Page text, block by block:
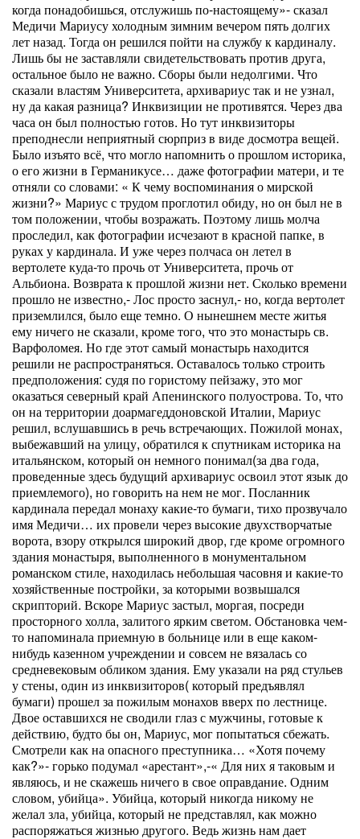
когда понадобишься, отслужишь по-настоящему»- сказал
Медичи Мариусу холодным зимним вечером пять долгих
лет назад. Тогда он решился пойти на службу к кардиналу.
Лишь бы не заставляли свидетельствовать против друга,
остальное было не важно. Сборы были недолгими. Что
сказали властям Университета, архивариус так и не узнал,
ну да какая разница? Инквизиции не противятся. Через два
часа он был полностью готов. Но тут инквизиторы
преподнесли неприятный сюрприз в виде досмотра вещей.
Было изъято всё, что могло напомнить о прошлом историка,
о его жизни в Германикусе… даже фотографии матери, и те
отняли со словами: « К чему воспоминания о мирской
жизни?» Мариус с трудом проглотил обиду, но он был не в
том положении, чтобы возражать. Поэтому лишь молча
проследил, как фотографии исчезают в красной папке, в
руках у кардинала. И уже через полчаса он летел в
вертолете куда-то прочь от Университета, прочь от
Альбиона. Возврата к прошлой жизни нет. Сколько времени
прошло не известно,- Лос просто заснул,- но, когда вертолет
приземлился, было еще темно. О нынешнем месте житья
ему ничего не сказали, кроме того, что это монастырь св.
Варфоломея. Но где этот самый монастырь находится
решили не распространяться. Оставалось только строить
предположения: судя по гористому пейзажу, это мог
оказаться северный край Апенинского полуострова. То, что
он на территории доармагеддоновской Италии, Мариус
решил, вслушавшись в речь встречающих. Пожилой монах,
выбежавший на улицу, обратился к спутникам историка на
итальянском, который он немного понимал(за два года,
проведенные здесь будущий архивариус освоил этот язык до
приемлемого), но говорить на нем не мог. Посланник
кардинала передал монаху какие-то бумаги, тихо прозвучало
имя Медичи… их провели через высокие двухстворчатые
ворота, взору открылся широкий двор, где кроме огромного
здания монастыря, выполненного в монументальном
романском стиле, находилась небольшая часовня и какие-то
хозяйственные постройки, за которыми возвышался
скрипторий. Вскоре Мариус застыл, моргая, посреди
просторного холла, залитого ярким светом. Обстановка чем-
то напоминала приемную в больнице или в еще каком-
нибудь казенном учреждении и совсем не вязалась со
средневековым обликом здания. Ему указали на ряд стульев
у стены, один из инквизиторов( который предъявлял
бумаги) прошел за пожилым монахов вверх по лестнице.
Двое оставшихся не сводили глаз с мужчины, готовые к
действию, будто бы он, Мариус, мог попытаться сбежать.
Смотрели как на опасного преступника… «Хотя почему
как?»- горько подумал «арестант»,-« Для них я таковым и
являюсь, и не скажешь ничего в свое оправдание. Одним
словом, убийца». Убийца, который никогда никому не
желал зла, убийца, который не представлял, как можно
распоряжаться жизнью другого. Ведь жизнь нам дает